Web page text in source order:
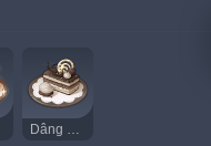
Dâng Thủy Thần Kỳ Lạ